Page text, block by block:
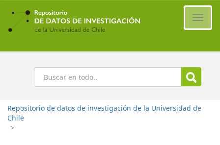
Ir
contenido
principal
Buscar
Repositorio de datos de investigación de la Universidad de
Chile
>